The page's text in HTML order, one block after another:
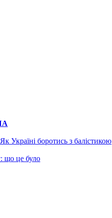
Україні боротись з балістикою
що це було